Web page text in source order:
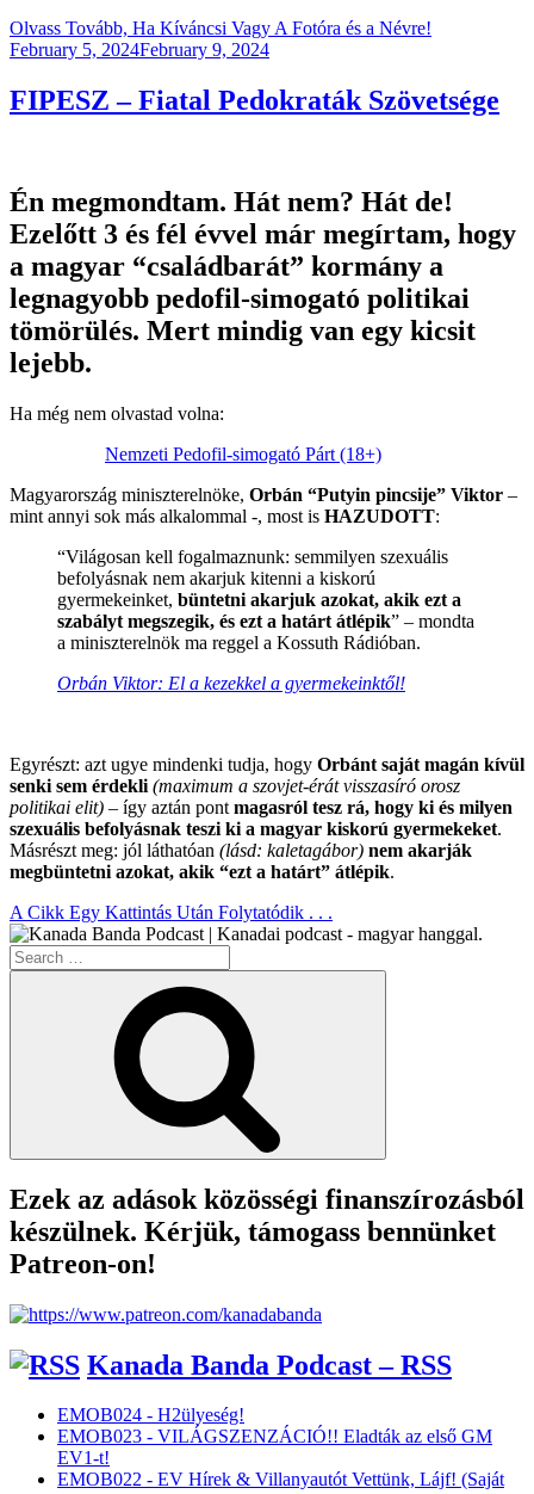
Olvass Tovább, Ha Kíváncsi Vagy A Fotóra és a Névre!
Posted
February 5, 2024February 9, 2024
FIPESZ – Fiatal Pedokraták Szövetsége
Én megmondtam. Hát nem? Hát de!
Ezelőtt 3 és fél évvel már megírtam, hogy
a magyar “családbarát” kormány a
legnagyobb pedofil-simogató politikai
tömörülés. Mert mindig van egy kicsit
lejebb.
Ha még nem olvastad volna:
Nemzeti Pedofil-simogató Párt (18+)
Magyarország miniszterelnöke, Orbán “Putyin pincsije” Viktor –
mint annyi sok más alkalommal -, most is HAZUDOTT:
“Világosan kell fogalmaznunk: semmilyen szexuális
befolyásnak nem akarjuk kitenni a kiskorú
gyermekeinket, büntetni akarjuk azokat, akik ezt a
szabályt megszegik, és ezt a határt átlépik” – mondta
a miniszterelnök ma reggel a Kossuth Rádióban.
Orbán Viktor: El a kezekkel a gyermekeinktől!
Egyrészt: azt ugye mindenki tudja, hogy Orbánt saját magán kívül
senki sem érdekli (maximum a szovjet-érát visszasíró orosz
politikai elit) – így aztán pont magasról tesz rá, hogy ki és milyen
szexuális befolyásnak teszi ki a magyar kiskorú gyermekeket.
Másrészt meg: jól láthatóan (lásd: kaletagábor) nem akarják
megbüntetni azokat, akik “ezt a határt” átlépik.
A Cikk Egy Kattintás Után Folytatódik . . .
Search
for:
Ezek az adások közösségi finanszírozásból
készülnek. Kérjük, támogass bennünket
Patreon-on!
Kanada Banda Podcast – RSS
EMOB024 - H2ülyeség!
EMOB023 - VILÁGSZENZÁCIÓ!! Eladták az első GM
EV1-t!
EMOB022 - EV Hírek & Villanyautót Vettünk, Lájf! (Saját